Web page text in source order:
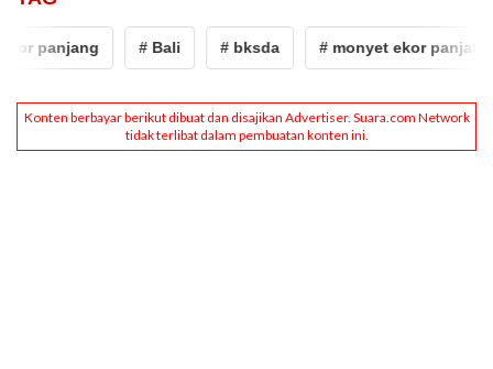
panjang # Bali # bksda # monyet ekor panjang